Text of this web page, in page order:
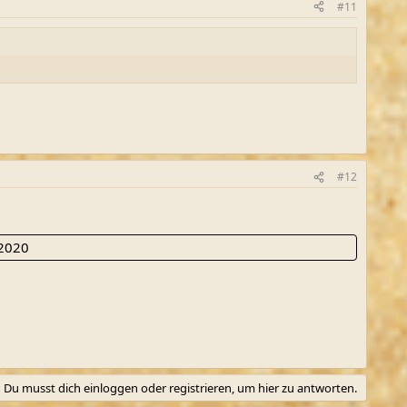
#11
#12
Du musst dich einloggen oder registrieren, um hier zu antworten.